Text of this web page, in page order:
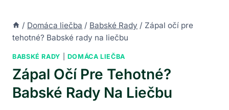
/ Domáca liečba / Babské Rady / Zápal očí pre
tehotné? Babské rady na liečbu
BABSKÉ RADY DOMÁCA LIEČBA
Zápal Očí Pre Tehotné?
Babské Rady Na Liečbu